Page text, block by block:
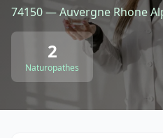
74150 — Auvergne Rhone
2
Naturopathes